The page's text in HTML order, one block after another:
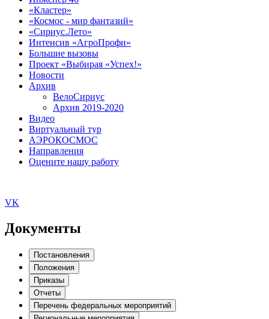
«Кластер»
«Космос - мир фантазий»
«Сириус.Лето»
Интенсив «АгроПрофи»‎
Большие вызовы
Проект «Выбирая «Успех!»
Новости
Архив
ВелоСириус
Архив 2019-2020
Видео
Виртуальный тур
АЭРОКОСМОС
Направления
Оцените нашу работу
VK
Документы
Постановления
Положения
Приказы
Отчеты
Перечень федеральных мероприятий